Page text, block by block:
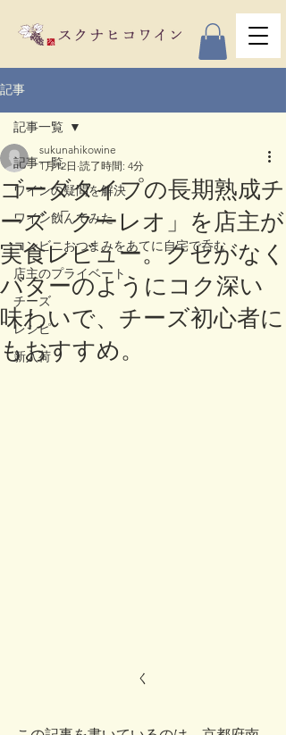
記事
記事一覧
ワインの疑問を解決
ワイン飲んでみた
コンビニおつまみをあてに自宅で呑む
店主のプライベート
チーズ
レシピ
新入荷
記事一覧
ゴーダタイプの長期熟成チ
ーズ「クーレオ」を店主が
実食レビュー。クセがなく
バターのようにコク深い
味わいで、チーズ初心者に
もおすすめ。
sukunahikowine
1月12日 読了時間: 4分
く